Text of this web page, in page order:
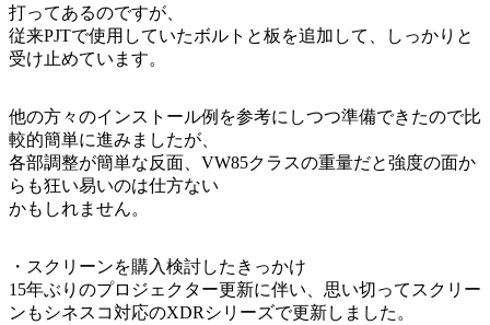
打ってあるのですが、
従来PJTで使用していたボルトと板を追加して、しっかりと
受け止めています。
他の方々のインストール例を参考にしつつ準備できたので比
較的簡単に進みましたが、
各部調整が簡単な反面、VW85クラスの重量だと強度の面か
らも狂い易いのは仕方ない
かもしれません。
・スクリーンを購入検討したきっかけ
15年ぶりのプロジェクター更新に伴い、思い切ってスクリー
ンもシネスコ対応のXDRシリーズで更新しました。